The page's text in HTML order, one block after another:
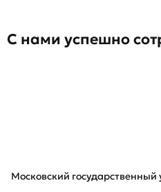
С нами успешно
Московский